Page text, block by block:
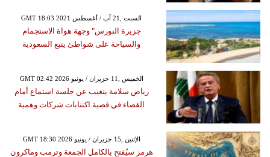
GMT 18:03 2021 السبت ,21 آب / أغسطس
جزيرة النورس" وجهة هواة الاستجمام
والسياحة على شواطئ ينبع السعودية
GMT 02:42 2026 الخميس ,11 حزيران / يونيو
رياض سلامة يتغيب عن جلسة استماع أمام
القضاء في قضية اكتتابات شركات وهمية
GMT 18:30 2026 الإثنين ,15 حزيران / يونيو
هرمز سيُفتح بالكامل الجمعة وترمب وماكرون